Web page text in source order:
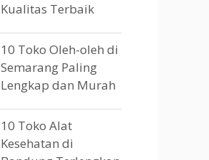
Kualitas Terbaik
10 Toko Oleh-oleh di
Semarang Paling
Lengkap dan Murah
10 Toko Alat
Kesehatan di